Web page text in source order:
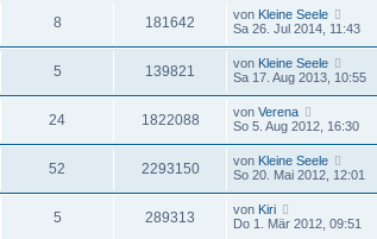
8 181642 von Kleine Seele
Sa 26. Jul 2014, 11:43
5 139821 von Kleine Seele
Sa 17. Aug 2013, 10:55
24 1822088 von Verena
So 5. Aug 2012, 16:30
52 2293150 von Kleine Seele
So 20. Mai 2012, 12:01
5 289313 von Kiri
Do 1. Mär 2012, 09:51